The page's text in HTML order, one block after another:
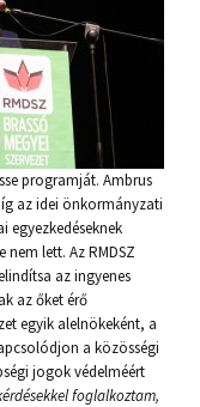
programját. Ambrus
az idei önkormányzati
egyezkedéseknek
lett. Az RMDSZ
az ingyenes
az őket érő
egyik alelnökeként, a
a közösségi
jogok védelméért
foglalkoztam,